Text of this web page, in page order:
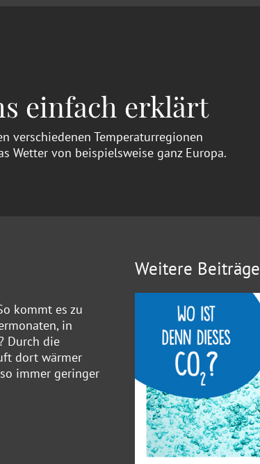
einfach erklärt
verschiedenen Temperaturregionen
Wetter von beispielsweise ganz Europa.
kommt es zu
in
Durch die
dort wärmer
immer geringer
Weitere Beiträge